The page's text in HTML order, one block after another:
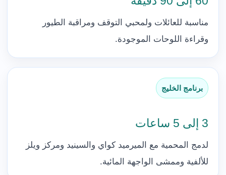
مناسبة للعائلات ولمحبي التوقف ومراقبة الطيور
وقراءة اللوحات الموجودة.
برنامج الخليج
3 إلى 5 ساعات
لدمج المحمية مع الميرميد كواي والسينيد ومركز ويلز
للألفية وممشى الواجهة المائية.